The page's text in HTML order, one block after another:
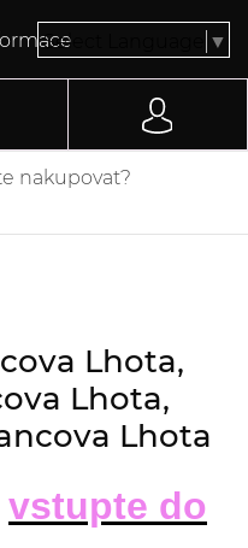
Select Language ▼
nakupovat?
Lhota,
Lhota,
Lhota
vstupte do